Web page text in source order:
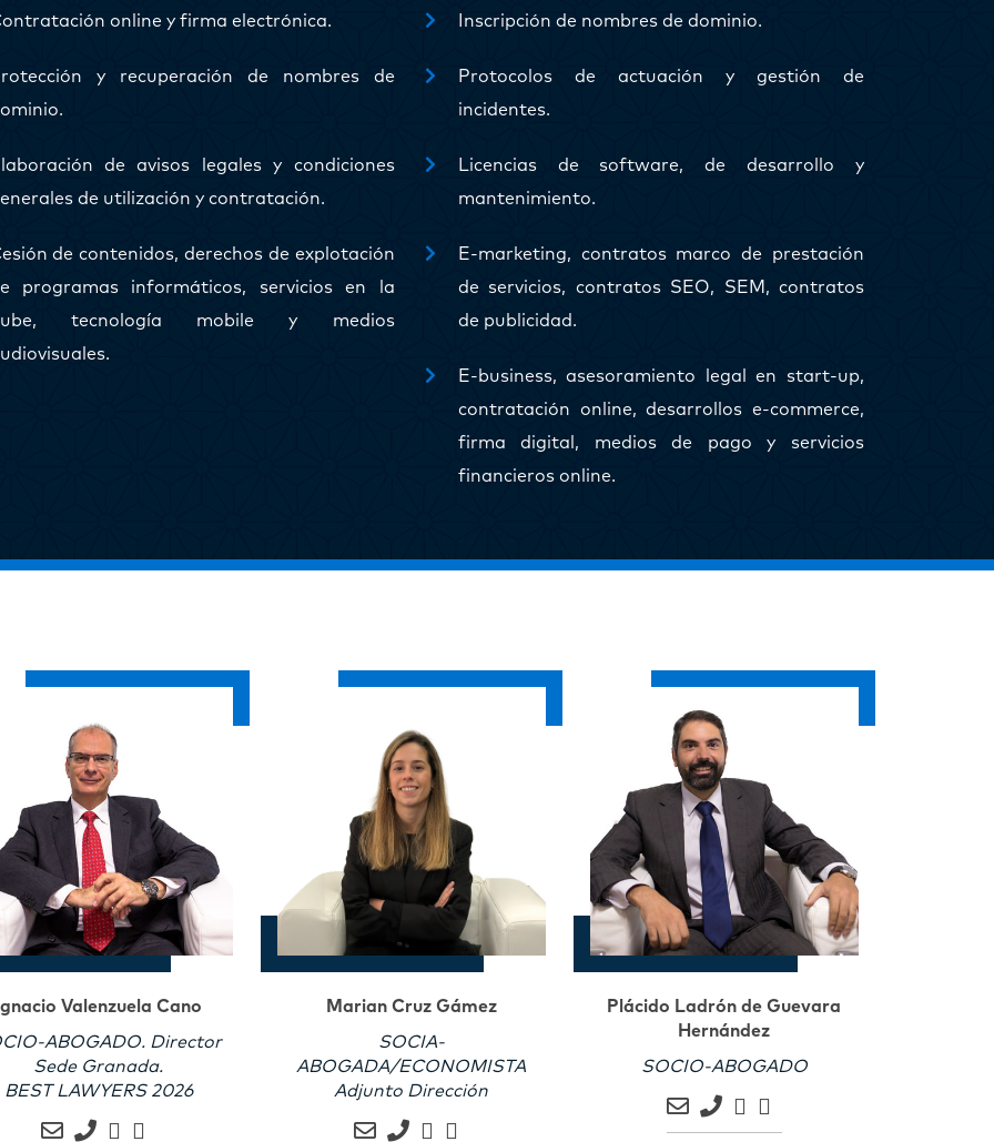
online y firma electrónica. Inscripción de nombres de dominio.
y recuperación de nombres de
Protocolos de actuación y gestión de
incidentes.
de avisos legales y condiciones
de utilización y contratación.
Licencias de software, de desarrollo y
mantenimiento.
de contenidos, derechos de explotación
programas informáticos, servicios en la
tecnología mobile y medios
E-marketing, contratos marco de prestación
de servicios, contratos SEO, SEM, contratos
de publicidad.
E-business, asesoramiento legal en start-up,
contratación online, desarrollos e-commerce,
firma digital, medios de pago y servicios
financieros online.
Valenzuela Cano
ABOGADO. Director
Sede Granada.
BEST LAWYERS 2026
Marian Cruz Gámez
SOCIA-
ABOGADA/ECONOMISTA
Adjunto Dirección
Plácido Ladrón de Guevara
Hernández
SOCIO-ABOGADO